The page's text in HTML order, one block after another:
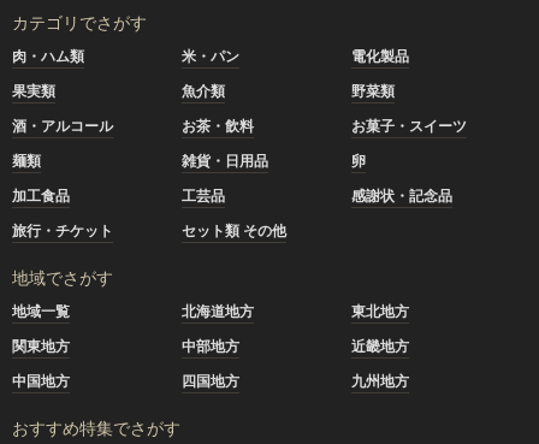
カテゴリでさがす
肉・ハム類 米・パン
電化製品
果実類
魚介類
野菜類
酒・アルコール
お茶・飲料
お菓子・スイーツ
麺類
雑貨・日用品
卵
加工食品
工芸品
感謝状・記念品
旅行・チケット
セット類 その他
地域でさがす
地域一覧 北海道地方
東北地方
関東地方
中部地方
近畿地方
中国地方
四国地方 九州地方
おすすめ特集でさがす